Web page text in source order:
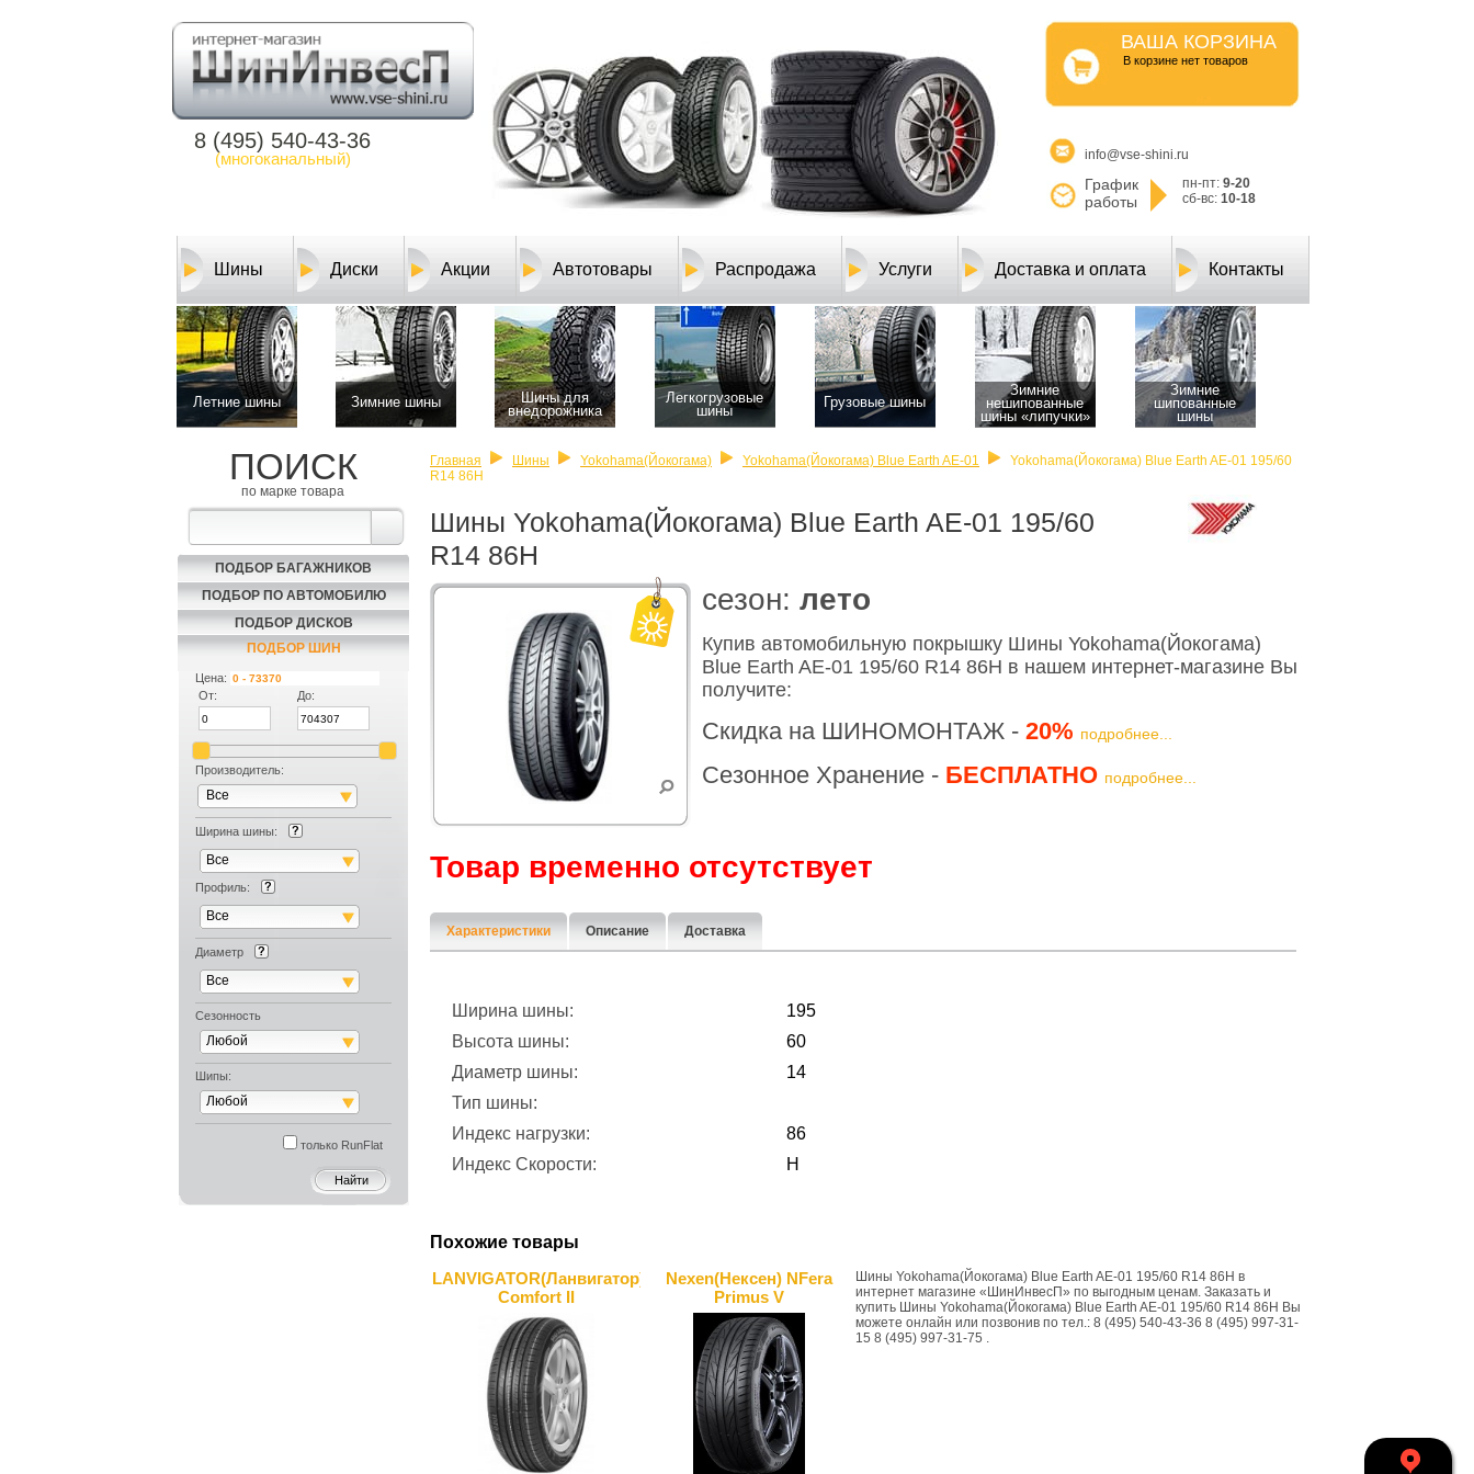
8 (495) 540-43-36
(многоканальный)
ВАША КОРЗИНА
B корзине нет товаров
info@vse-shini.ru
График
работы
пн-пт: 9-20
сб-вс: 10-18
Шины Диски Акции Автотовары Распродажа Услуги Доставка и оплата Контакты
Летние шины Зимние шины
Шины для
внедорожника
Легкогрузовые
шины
Грузовые шины
Зимние
нешипованные
шины «липучки»
Зимние
шипованные
шины
ПОИСК
по марке товара
ПОДБОР БАГАЖНИКОВ
ПОДБОР ПО АВТОМОБИЛЮ
ПОДБОР ДИСКОВ
ПОДБОР ШИН
Цена:
От:
До:
Производитель:
Все
Ширина шины:
Все
Профиль:
Все
Диаметр
Все
Сезонность
Любой
Шипы:
Любой
только RunFlat
Главная Шины Yokohama(Йокогама) Yokohama(Йокогама) Blue Earth AE-01
Yokohama(Йокогама) Blue Earth AE-01 195/60
R14 86H
Шины Yokohama(Йокогама) Blue Earth AE-01 195/60
R14 86H
cезон: лето
Купив автомобильную покрышку Шины Yokohama(Йокогама)
Blue Earth AE-01 195/60 R14 86H в нашем интернет-магазине Вы
получите:
Скидка на ШИНОМОНТАЖ - 20% подробнее...
Сезонное Хранение - БЕСПЛАТНО подробнее...
Товар временно отсутствует
Характеристики Описание Доставка
Ширина шины:
195
Высота шины:
60
Диаметр шины:
14
Тип шины:
Индекс нагрузки:
86
Индекс Скорости:
H
Похожие товары
LANVIGATOR(Ланвигатор)
Comfort II
Nexen(Нексен) NFera
Primus V
Шины Yokohama(Йокогама) Blue Earth AE-01 195/60 R14 86H в
интернет магазине «ШинИнвесП» по выгодным ценам. Заказать и
купить Шины Yokohama(Йокогама) Blue Earth AE-01 195/60 R14 86H Вы
можете онлайн или позвонив по тел.: 8 (495) 540-43-36 8 (495) 997-31-
15 8 (495) 997-31-75 .